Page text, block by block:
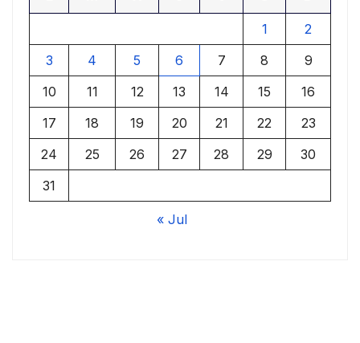
1
2
3
4 5 6 7 8
9
10
11 12 13 14 15
16
17
18 19 20 21 22
23
24
25 26 27 28 29
30
31
« Jul